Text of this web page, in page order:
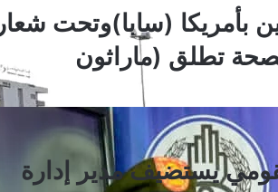
بأمريكا (سابا)وتحت شعار
تطلق (ماراثون
يستضيف مدير إدارة